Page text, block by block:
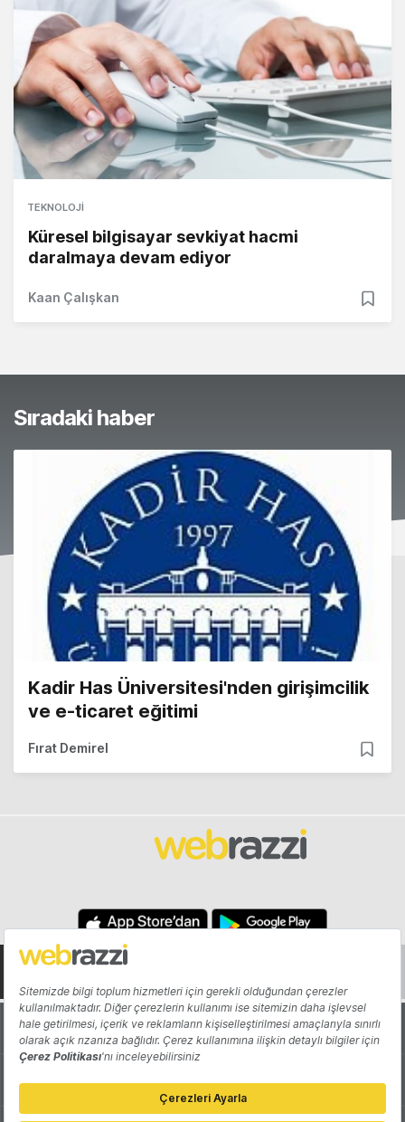
TEKNOLOJI
Küresel bilgisayar sevkiyat hacmi
daralmaya devam ediyor
Kaan Çalışkan
Sıradaki haber
Kadir Has Üniversitesi'nden girişimcilik
ve e-ticaret eğitimi
Fırat Demirel
Hakkında Yazarlar
Katkıda Bulun Reklam